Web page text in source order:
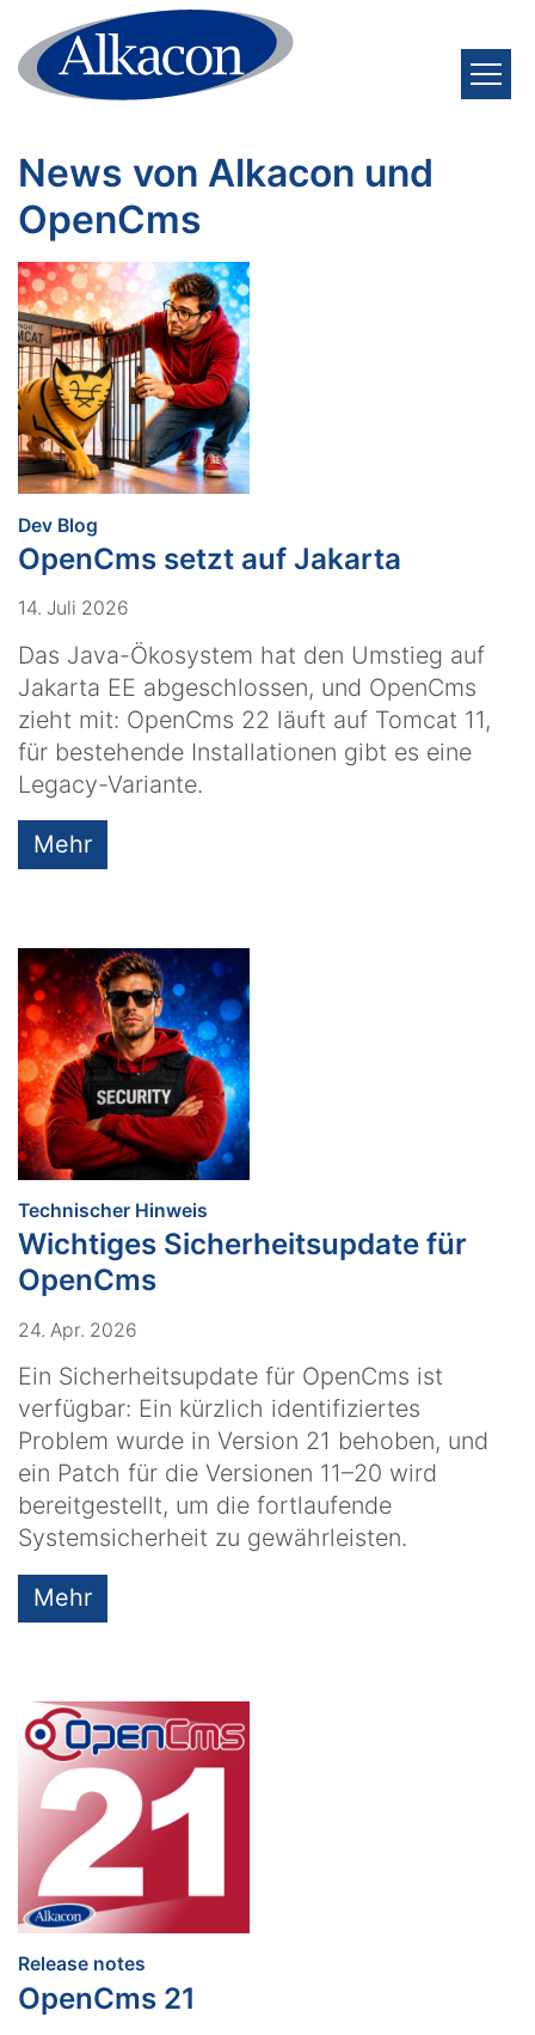
Zum Inhalt springen
News von Alkacon und
OpenCms
Dev Blog
OpenCms setzt auf Jakarta
14. Juli 2026
Das Java-Ökosystem hat den Umstieg auf
Jakarta EE abgeschlossen, und OpenCms
zieht mit: OpenCms 22 läuft auf Tomcat 11,
für bestehende Installationen gibt es eine
Legacy-Variante.
Mehr
Technischer Hinweis
Wichtiges Sicherheitsupdate für
OpenCms
24. Apr. 2026
Ein Sicherheitsupdate für OpenCms ist
verfügbar: Ein kürzlich identifiziertes
Problem wurde in Version 21 behoben, und
ein Patch für die Versionen 11–20 wird
bereitgestellt, um die fortlaufende
Systemsicherheit zu gewährleisten.
Mehr
Release notes
OpenCms 21